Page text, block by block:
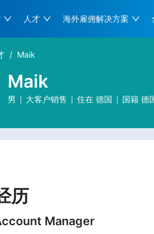
人才 海外雇佣解决方案
/ Maik
Maik
男 大客户销售 住在 德国 国籍 德
历
Manager